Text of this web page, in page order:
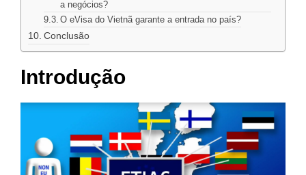
a negócios?
O eVisa do Vietnã garante a entrada no país?
Conclusão
Introdução